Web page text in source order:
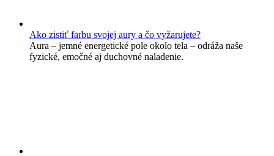
Ako zistiť farbu svojej aury a čo vyžarujete?
Aura – jemné energetické pole okolo tela – odráža naše
fyzické, emočné aj duchovné naladenie.